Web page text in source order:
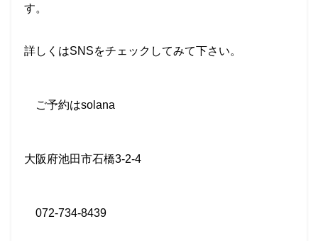
す。
詳しくはSNSをチェックしてみて下さい。
ご予約はsolana
大阪府池田市石橋3-2-4
072-734-8439